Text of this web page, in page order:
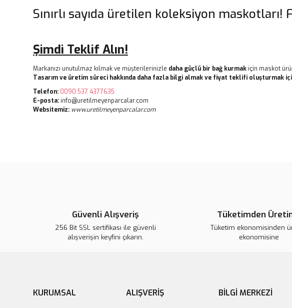
Sınırlı sayıda üretilen koleksiyon
Şimdi Teklif Alın!
Markanızı unutulmaz kılmak ve müşterilerinizle daha güçlü bir bağ kurmak için maskot
Tasarım ve üretim süreci hakkında daha fazla bilgi almak ve fiyat teklifi oluşturmak
Telefon: 0090 537 4377635
E-posta: info@uretilmeyenparcalar.com
Websitemiz: www.uretilmeyenparcalar.com
Güvenli Alışveriş
256 Bit SSL sertifikası ile güvenli
alışverişin keyfini çıkarın.
Tüketimden
Tüketim ekonomisinden
ekonomisine
KURUMSAL ALIŞVERİŞ BİLGİ MERKEZİ